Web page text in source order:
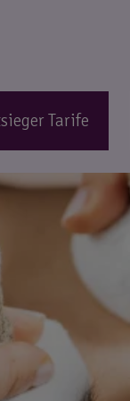
Tarife